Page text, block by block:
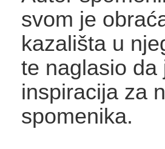
svom je
kazališta u
te naglasio da
inspiracija za
spomenika.